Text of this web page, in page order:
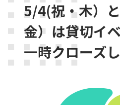
5/4(祝・木）
金）は貸切イ
一時クローズ